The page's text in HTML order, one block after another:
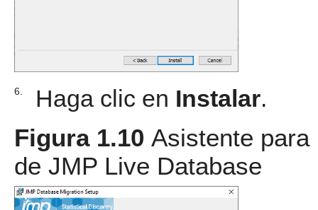
6. Haga clic en Instalar.
Figura 1.10 Asistente
de JMP Live Database